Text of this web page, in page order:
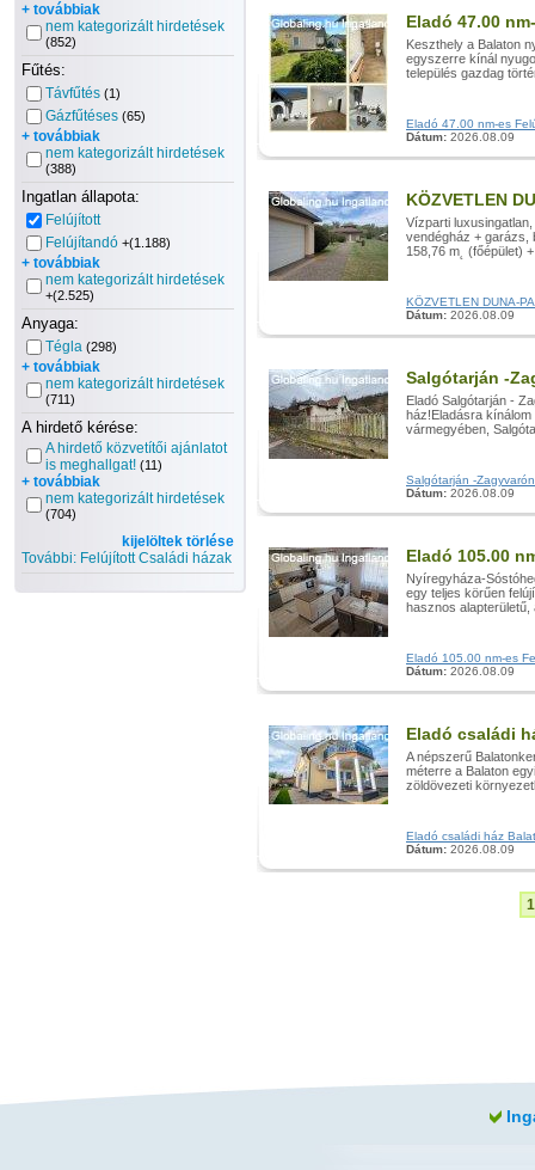
+ továbbiak
nem kategorizált hirdetések
(852)
Fűtés:
Távfűtés (1)
Gázfűtéses (65)
+ továbbiak
nem kategorizált hirdetések
(388)
Ingatlan állapota:
Felújított
Felújítandó +(1.188)
+ továbbiak
nem kategorizált hirdetések
+(2.525)
Anyaga:
Tégla (298)
+ továbbiak
nem kategorizált hirdetések
(711)
A hirdető kérése:
A hirdető közvetítői ajánlatot
is meghallgat! (11)
+ továbbiak
nem kategorizált hirdetések
(704)
kijelöltek törlése
További: Felújított Családi házak
Eladó 47.00
Keszthely a Balaton
egyszerre kínál
település gazdag
Eladó 47.00 nm-es
Dátum: 2026.08.09
KÖZVETLEN
Vízparti
vendégház + garázs,
158,76 m˛ (főépület)
KÖZVETLEN DUNA-
Dátum: 2026.08.09
Salgótarján -
Eladó Salgótarján -
ház!Eladásra kínálom
vármegyében,
Salgótarján -
Dátum: 2026.08.09
Eladó 105.00
Nyíregyháza-
egy teljes körűen
hasznos
Eladó 105.00 nm-es
Dátum: 2026.08.09
Eladó családi
A népszerű
méterre a Balaton
zöldövezeti
Eladó családi ház
Dátum: 2026.08.09
1